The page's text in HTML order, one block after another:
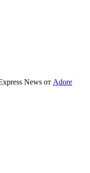
News от Adore